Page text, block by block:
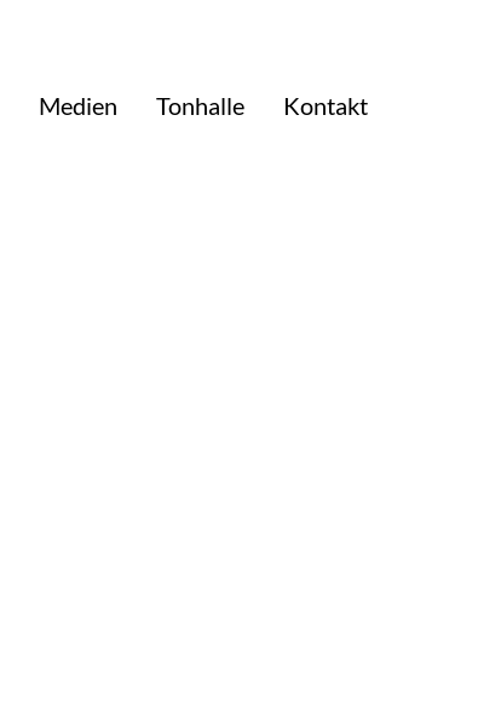
Medien Tonhalle
Kontakt